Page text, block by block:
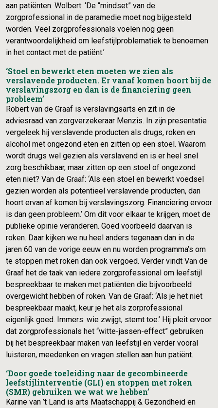
aan patiënten. Wolbert: ‘De “mindset” van de
zorgprofessional in de paramedie moet nog bijgesteld
worden. Veel zorgprofessionals voelen nog geen
verantwoordelijkheid om leefstijlproblematiek te benoemen
in het contact met de patiënt.’
‘Stoel en bewerkt eten moeten we zien als
verslavende producten. Er vanaf komen hoort bij de
verslavingszorg en dan is de financiering geen
probleem’
Robert van de Graaf is verslavingsarts en zit in de
adviesraad van zorgverzekeraar Menzis. In zijn presentatie
vergeleek hij verslavende producten als drugs, roken en
alcohol met ongezond eten en zitten op een stoel. Waarom
wordt drugs wel gezien als verslavend en is er heel snel
zorg beschikbaar, maar zitten op een stoel of ongezond
eten niet? Van de Graaf: ‘Als een stoel en bewerkt voedsel
gezien worden als potentieel verslavende producten, dan
hoort ervan af komen bij verslavingszorg. Financiering ervoor
is dan geen probleem.’ Om dit voor elkaar te krijgen, moet de
publieke opinie veranderen. Goed voorbeeld daarvan is
roken. Daar kijken we nu heel anders tegenaan dan in de
jaren 60 van de vorige eeuw en nu worden programma’s om
te stoppen met roken dan ook vergoed. Verder vindt Van de
Graaf het de taak van iedere zorgprofessional om leefstijl
bespreekbaar te maken met patiënten die bijvoorbeeld
overgewicht hebben of roken. Van de Graaf: ‘Als je het niet
bespreekbaar maakt, keur je het als zorprofessional
eigenlijk goed. Immers: wie zwijgt, stemt toe.’ Hij pleit ervoor
dat zorgprofessionals het “witte-jassen-effect” gebruiken
bij het bespreekbaar maken van leefstijl en verder vooral
luisteren, meedenken en vragen stellen aan hun patiënt.
‘Door goede toeleiding naar de gecombineerde
leefstijlinterventie (GLI) en stoppen met roken
(SMR) gebruiken we wat we hebben’
Karine van ’t Land is arts Maatschappij & Gezondheid en